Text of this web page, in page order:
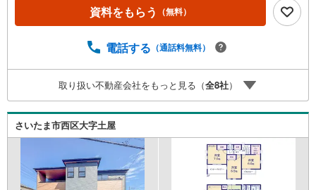
動金利全期間引下げプラン⇒住宅ローン金利優遇割の最大
適用《0.89％》と某信用金庫金利1.275％の比較借入金4000
実行分まで（審査・要件があります）◇TOHO HOUSE CL
が直接ご対応ライフプランニング、かけつけサポート、Clu
b Offプレミアムなど多彩なサービスがございます
資料をもらう （無料）
電話する （通話料無料）
取り扱い不動産会社をもっと見る（全8社）
さいたま市西区大字土屋